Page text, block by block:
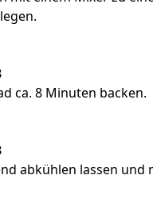
ca. 8 Minuten backen.
abkühlen lassen und